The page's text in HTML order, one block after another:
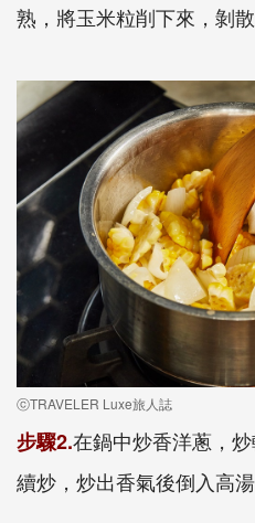
熟，將玉米粒削下來，剝散
ⓒTRAVELER Luxe旅人誌
步驟2.在鍋中炒香洋蔥，
續炒，炒出香氣後倒入高湯